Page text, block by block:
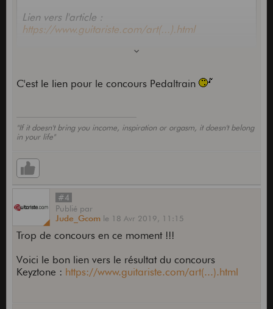
Lien vers l'article :
https://www.guitariste.com/art(...).html
Merci à tous pour vous participations et à bientôt
C'est le lien pour le concours Pedaltrain
"If it doesn't bring you income, inspiration or orgasm, it doesn't belong
in your life"
#4
Publié par
Jude_Gcom le 18 Avr 2019, 11:15
Trop de concours en ce moment !!!
Voici le bon lien vers le résultat du concours
Keyztone : https://www.guitariste.com/art(...).html